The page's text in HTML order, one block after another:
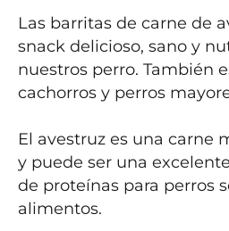
Las barritas de carne de
snack delicioso, sano y
nuestros perro. También
cachorros y perros
El avestruz es una carne
y puede ser una
de proteínas para perros
alimentos.